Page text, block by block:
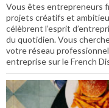
Vous êtes entrepreneurs
projets créatifs et
célèbrent l’esprit
du quotidien. Vous
votre réseau
entreprise sur le French